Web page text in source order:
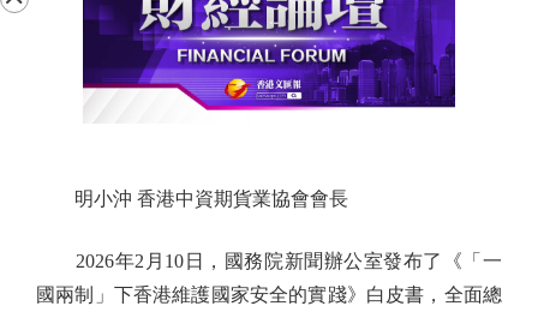
明小沖 香港中資期貨業協會會長
2026年2月10日，國務院新聞辦公室發布了《「一
國兩制」下香港維護國家安全的實踐》白皮書，全面總